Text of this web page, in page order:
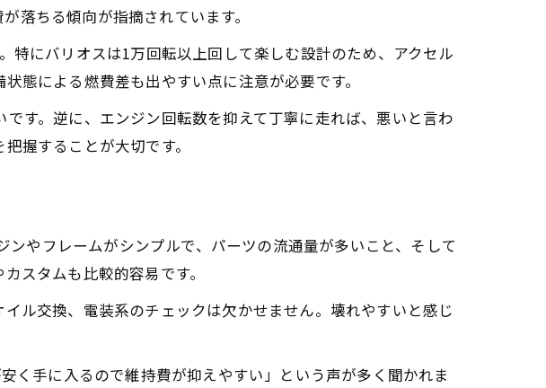
落ちる傾向が指摘されています。
にバリオスは1万回転以上回して楽しむ設計のため、アクセル
態による燃費差も出やすい点に注意が必要です。
す。逆に、エンジン回転数を抑えて丁寧に走れば、悪いと言わ
握することが大切です。
やフレームがシンプルで、パーツの流通量が多いこと、そして
スタムも比較的容易です。
ル交換、電装系のチェックは欠かせません。壊れやすいと感じ
く手に入るので維持費が抑えやすい」という声が多く聞かれま